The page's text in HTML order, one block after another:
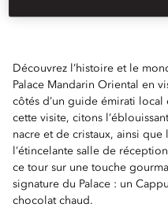
Découvrez l’histoire et le
Palace Mandarin Oriental en
côtés d’un guide émirati
cette visite, citons
nacre et de cristaux, ainsi que
l’étincelante salle de
ce tour sur une touche
signature du Palace : un
chocolat chaud.